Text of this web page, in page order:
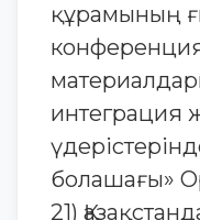
құрамының
интеграция
болашағы»
21)